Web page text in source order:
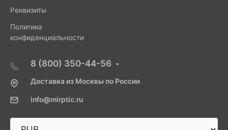
Реквизиты
Политика
конфиденциальности
8 (800) 350-44-56
Доставка из Москвы по России
info@mirptic.ru